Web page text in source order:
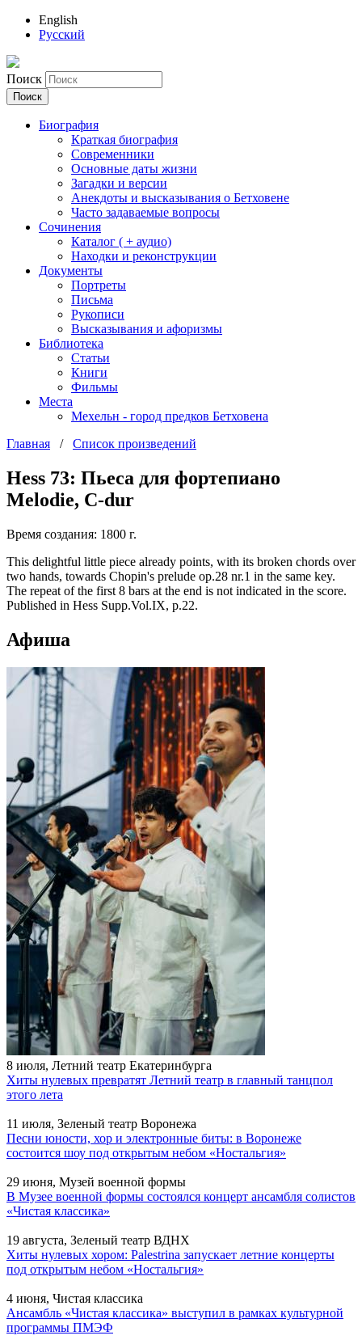
English
Русский
Поиск
Биография
Краткая биография
Современники
Основные даты жизни
Загадки и версии
Анекдоты и высказывания о Бетховене
Часто задаваемые вопросы
Сочинения
Каталог ( + аудио)
Находки и реконструкции
Документы
Портреты
Письма
Рукописи
Высказывания и афоризмы
Библиотека
Статьи
Книги
Фильмы
Места
Мехельн - город предков Бетховена
Главная / Список произведений
Hess 73: Пьеса для фортепиано
Melodie, C-dur
Время создания: 1800 г.
This delightful little piece already points, with its broken chords over
two hands, towards Chopin's prelude op.28 nr.1 in the same key.
The repeat of the first 8 bars at the end is not indicated in the score.
Published in Hess Supp.Vol.IX, p.22.
Афиша
8 июля, Летний театр Екатеринбурга
Хиты нулевых превратят Летний театр в главный танцпол
этого лета
11 июля, Зеленый театр Воронежа
Песни юности, хор и электронные биты: в Воронеже
состоится шоу под открытым небом «Ностальгия»
29 июня, Музей военной формы
В Музее военной формы состоялся концерт ансамбля солистов
«Чистая классика»
19 августа, Зеленый театр ВДНХ
Хиты нулевых хором: Palestrina запускает летние концерты
под открытым небом «Ностальгия»
4 июня, Чистая классика
Ансамбль «Чистая классика» выступил в рамках культурной
программы ПМЭФ